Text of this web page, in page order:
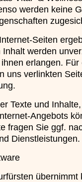
werden keine
Seiten
werden
erlangen. Für
uns verlinkten
Texte und
Angebots
fragen Sie ggf.
Dienstleistungen.
übernimmt